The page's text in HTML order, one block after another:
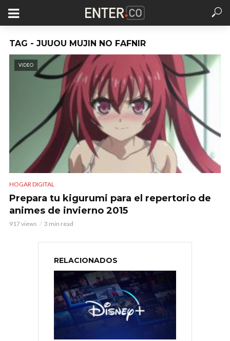
TAG - JUUOU MUJIN NO FAFNIR
VIDEO
HOGAR DIGITAL
Prepara tu kigurumi para el repertorio de
animes de invierno 2015
917 views 3 min read
RELACIONADOS